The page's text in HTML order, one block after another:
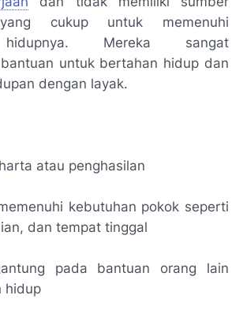
cukup untuk memenuhi
Mereka sangat
untuk bertahan hidup dan
dengan layak.
atau penghasilan
kebutuhan pokok seperti
dan tempat tinggal
pada bantuan orang lain
hidup